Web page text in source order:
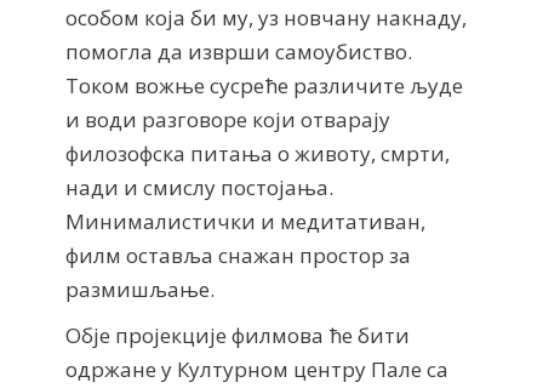
особом која би му, уз новчану накнаду,
помогла да изврши самоубиство.
Током вожње сусреће различите људе
и води разговоре који отварају
филозофска питања о животу, смрти,
нади и смислу постојања.
Минималистички и медитативан,
филм оставља снажан простор за
размишљање.
Обје прoјекције филмова ће бити
одржане у Културном центру Пале са